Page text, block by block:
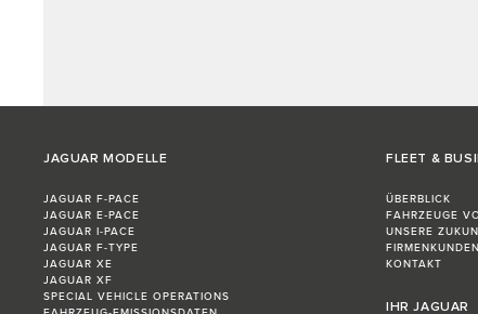
JAGUAR MODELLE
JAGUAR F-PACE
JAGUAR E‑PACE
JAGUAR I-PACE
JAGUAR F-TYPE
JAGUAR XE
JAGUAR XF
SPECIAL VEHICLE OPERATIONS
FLEET &
ÜBERBLICK
FAHRZEUGE
UNSERE
KONTAKT
IHR JAGUAR